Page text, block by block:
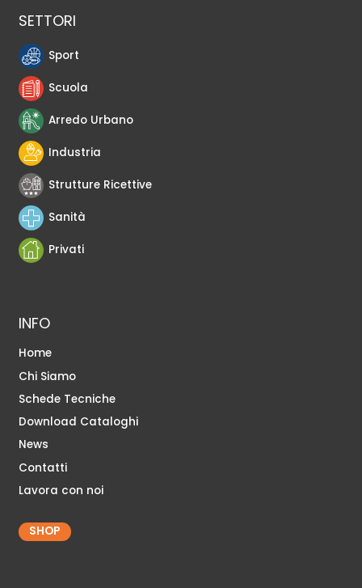
SETTORI
Sport
Scuola
Arredo Urbano
Industria
Strutture Ricettive
Sanità
Privati
INFO
Home
Chi Siamo
Schede Tecniche
Download Cataloghi
News
Contatti
Lavora con noi
SHOP